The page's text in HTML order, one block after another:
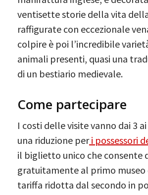
ventisette storie della vita
raffigurate con eccezionale
colpire è poi l’incredibile
animali presenti, quasi una
di un bestiario medievale.
Come partecipare
I costi delle visite vanno dai 3
una riduzione peri possessori
il biglietto unico che consente
gratuitamente al primo museo
tariffa ridotta dal secondo in